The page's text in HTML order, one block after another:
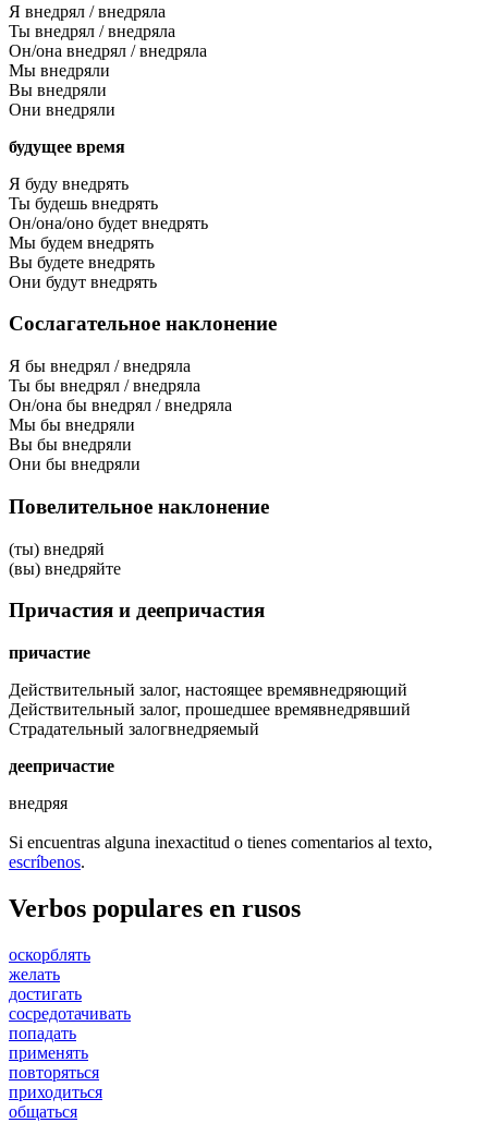
Я внедрял / внедряла
Ты внедрял / внедряла
Он/она внедрял / внедряла
Мы внедряли
Вы внедряли
Они внедряли
будущее время
Я буду внедрять
Ты будешь внедрять
Он/она/оно будет внедрять
Мы будем внедрять
Вы будете внедрять
Они будут внедрять
Сослагательное наклонение
Я бы внедрял / внедряла
Ты бы внедрял / внедряла
Он/она бы внедрял / внедряла
Мы бы внедряли
Вы бы внедряли
Они бы внедряли
Повелительное наклонение
(ты) внедряй
(вы) внедряйте
Причастия и деепричастия
причастие
Действительный залог, настоящее времявнедряющий
Действительный залог, прошедшее времявнедрявший
Страдательный залогвнедряемый
деепричастие
внедряя
Si encuentras alguna inexactitud o tienes comentarios al texto,
escríbenos.
Verbos populares en rusos
оскорблять
желать
достигать
сосредотачивать
попадать
применять
повторяться
приходиться
общаться